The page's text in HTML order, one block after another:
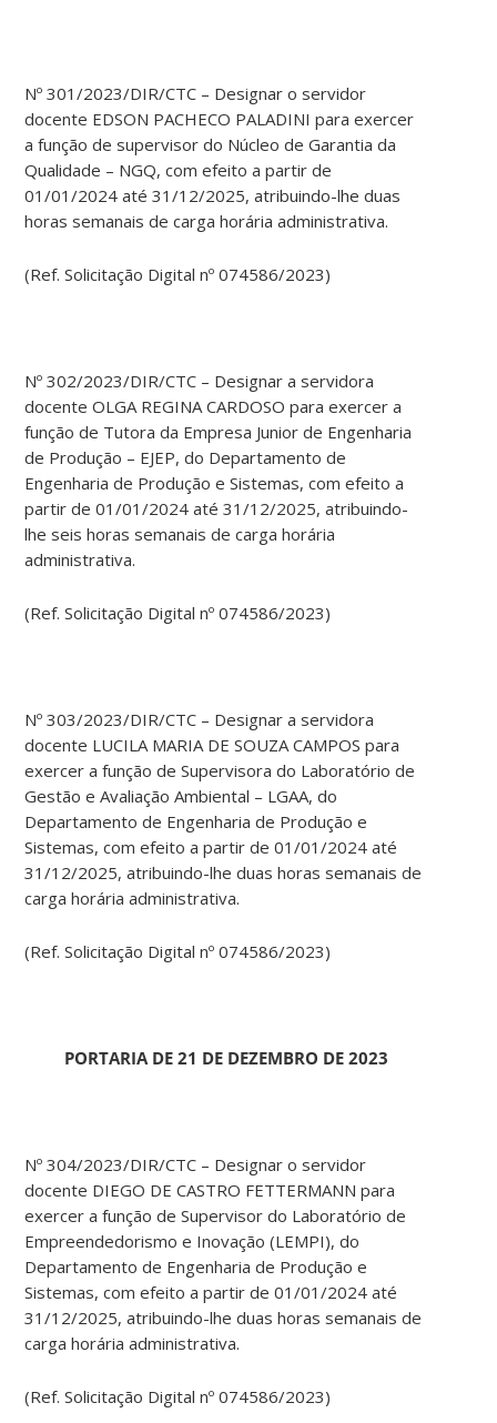
Nº 301/2023/DIR/CTC – Designar o servidor
docente EDSON PACHECO PALADINI para exercer
a função de supervisor do Núcleo de Garantia da
Qualidade – NGQ, com efeito a partir de
01/01/2024 até 31/12/2025, atribuindo-lhe duas
horas semanais de carga horária administrativa.
(Ref. Solicitação Digital nº 074586/2023)
Nº 302/2023/DIR/CTC – Designar a servidora
docente OLGA REGINA CARDOSO para exercer a
função de Tutora da Empresa Junior de Engenharia
de Produção – EJEP, do Departamento de
Engenharia de Produção e Sistemas, com efeito a
partir de 01/01/2024 até 31/12/2025, atribuindo-
lhe seis horas semanais de carga horária
administrativa.
(Ref. Solicitação Digital nº 074586/2023)
Nº 303/2023/DIR/CTC – Designar a servidora
docente LUCILA MARIA DE SOUZA CAMPOS para
exercer a função de Supervisora do Laboratório de
Gestão e Avaliação Ambiental – LGAA, do
Departamento de Engenharia de Produção e
Sistemas, com efeito a partir de 01/01/2024 até
31/12/2025, atribuindo-lhe duas horas semanais de
carga horária administrativa.
(Ref. Solicitação Digital nº 074586/2023)
PORTARIA DE 21 DE DEZEMBRO DE 2023
Nº 304/2023/DIR/CTC – Designar o servidor
docente DIEGO DE CASTRO FETTERMANN para
exercer a função de Supervisor do Laboratório de
Empreendedorismo e Inovação (LEMPI), do
Departamento de Engenharia de Produção e
Sistemas, com efeito a partir de 01/01/2024 até
31/12/2025, atribuindo-lhe duas horas semanais de
carga horária administrativa.
(Ref. Solicitação Digital nº 074586/2023)